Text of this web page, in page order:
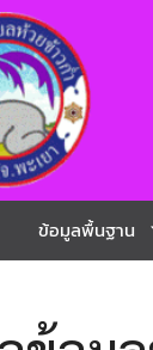
ข้อมูลพื้นฐาน